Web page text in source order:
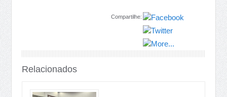
Compartilhe:
Relacionados